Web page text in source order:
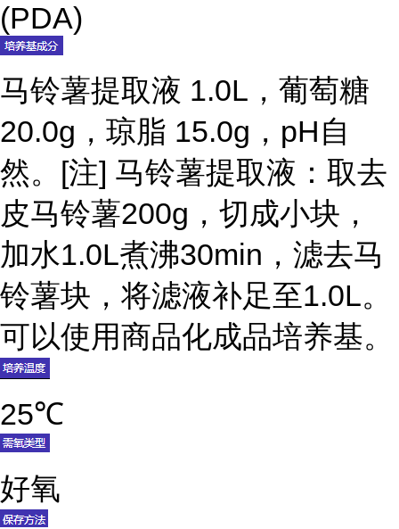
(PDA)
马铃薯提取液 1.0L，葡萄糖
20.0g，琼脂 15.0g，pH自
然。[注] 马铃薯提取液：取去
皮马铃薯200g，切成小块，
加水1.0L煮沸30min，滤去马
铃薯块，将滤液补足至1.0L。
可以使用商品化成品培养基。
25℃
好氧